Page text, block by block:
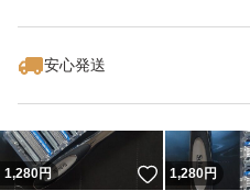
安心発送
1,280円 いいね！
1,280円